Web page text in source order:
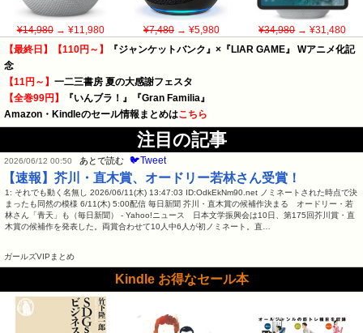
¥14,980→ ¥11,980 ¥7,480→ ¥5,980 ¥34,980→ ¥31,480
【最終日】【110円～】
『ジャンケットバンク』×『LIAR GAME』 Wアニメ化記
念
【11円～】 一二三書房 夏の大感謝フェスタ
【全巻99円】
『いんブラ！』『Gran Familia』
Amazon・Kindleのセール情報まとめはこちら
注目の記事
2026/06/12 00:50 あとで読む 🐦Tweet
【速報】芥川・直木賞、オードリー若林さん受賞！
1: それでも動く名無し 2026/06/11(木) 13:47:03 ID:OdkEkNm90.net ノミネートされた時点で決
まったも同然の模様 6/11(木) 5:00配信 毎日新聞 芥川・直木賞の候補作決まる オードリー・若
林さん「青天」も（毎日新聞） - Yahoo!ニュース 日本文学振興会は10日、第175回芥川賞・直
木賞の候補作を発表した。両賞合わせて10人中6人が初ノミネート。直…
ガールズVIPまとめ
Kindle お得なセール本